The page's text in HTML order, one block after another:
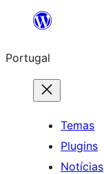
Saltar
o
conteúdo
Portugal
Temas
Plugins
Notícias